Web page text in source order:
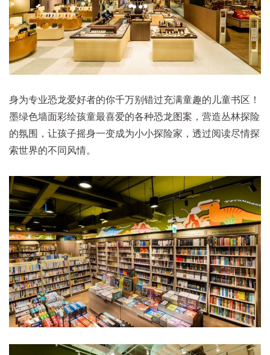
身为专业恐龙爱好者的你千万别错过充满童趣的儿童书区！
墨绿色墙面彩绘孩童最喜爱的各种恐龙图案，营造丛林探险
的氛围，让孩子摇身一变成为小小探险家，透过阅读尽情探
索世界的不同风情。